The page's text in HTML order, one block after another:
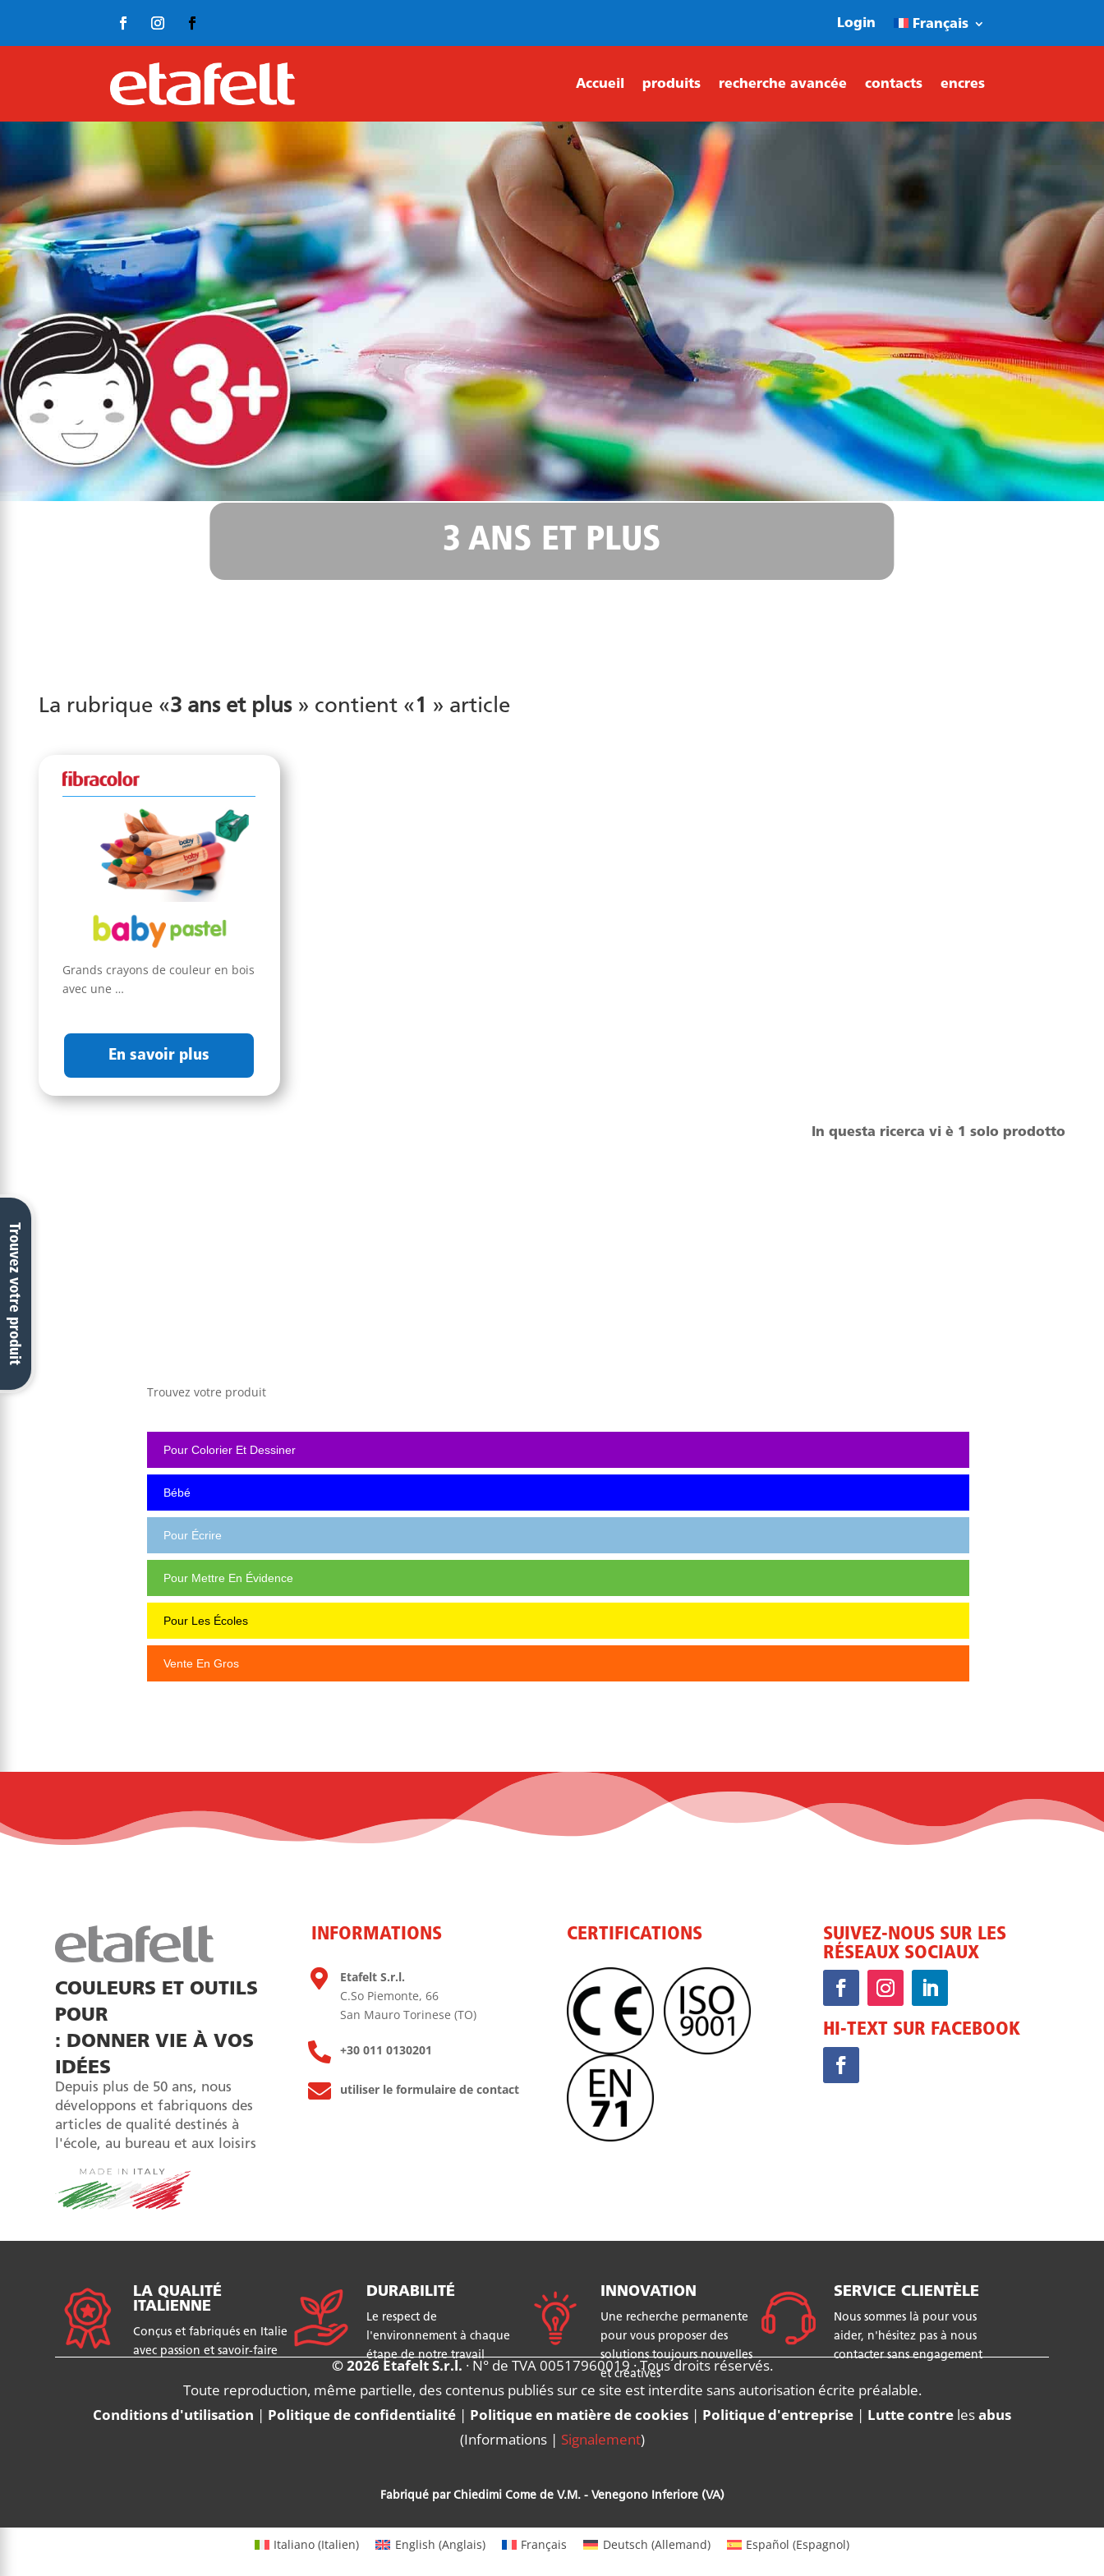
Login Français
Accueil produits recherche avancée contacts encres
3 ANS ET PLUS
La rubrique «3 ans et plus» contient «1 » article
Grands crayons de couleur en bois
avec une …
En savoir plus
In questa ricerca vi è 1 solo prodotto
Trouvez votre produit
Pour Colorier Et Dessiner
Bébé
Pour Écrire
Pour Mettre En Évidence
Pour Les Écoles
Vente En Gros
Trouvez votre produit
COULEURS ET OUTILS
POUR
: DONNER VIE À VOS
IDÉES
Depuis plus de 50 ans, nous
développons et fabriquons des
articles de qualité destinés à
l'école, au bureau et aux loisirs
INFORMATIONS

Etafelt S.r.l.
C.So Piemonte, 66
San Mauro Torinese (TO)
 +30 011 0130201
 utiliser le formulaire de contact
CERTIFICATIONS
SUIVEZ-NOUS SUR LES
RÉSEAUX SOCIAUX
HI-TEXT SUR FACEBOOK
LA QUALITÉ
ITALIENNE
Conçus et fabriqués en Italie
avec passion et savoir-faire
DURABILITÉ
Le respect de
l'environnement à chaque
étape de notre travail
INNOVATION
Une recherche permanente
pour vous proposer des
solutions toujours nouvelles
et créatives
SERVICE CLIENTÈLE
Nous sommes là pour vous
aider, n'hésitez pas à nous
contacter sans engagement
© 2026 Etafelt S.r.l. · N° de TVA 00517960019 · Tous droits réservés.
Toute reproduction, même partielle, des contenus publiés sur ce site est interdite sans autorisation écrite préalable.
Conditions d'utilisation | Politique de confidentialité | Politique en matière de cookies | Politique d'entreprise | Lutte contre lesabus
(Informations| Signalement)
Fabriqué par Chiedimi Come de V.M. - Venegono Inferiore (VA)
Italiano (Italien) English (Anglais) Français Deutsch (Allemand) Español (Espagnol)